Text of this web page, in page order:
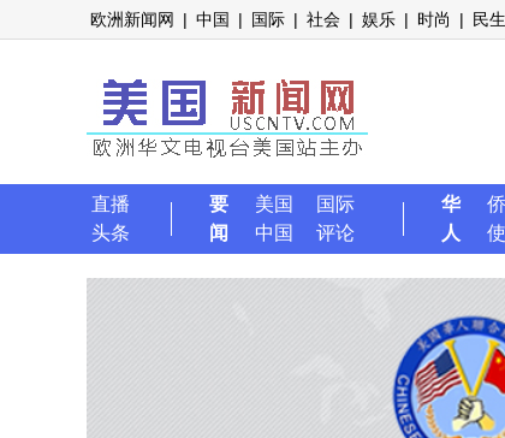
欧洲新闻网 | 中国 | 国际 | 社会 | 娱乐 | 时尚 | 民生
直播
头条
要
闻
美国
国际
中国
评论
华
人